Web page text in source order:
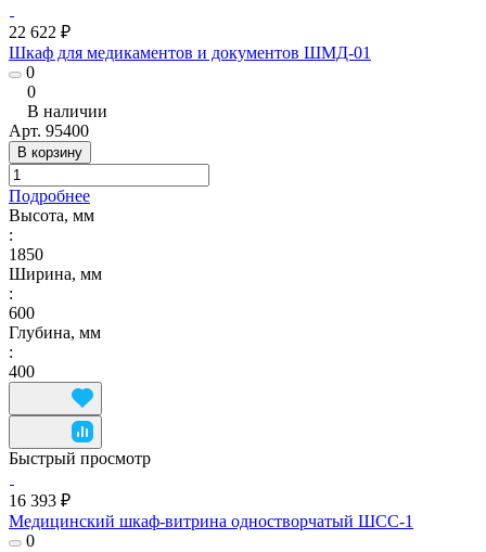
22 622 ₽
Шкаф для медикаментов и документов ШМД-01
0
0
В наличии
Арт. 95400
В корзину
Подробнее
Высота, мм
:
1850
Ширина, мм
:
600
Глубина, мм
:
400
Быстрый просмотр
16 393 ₽
Медицинский шкаф-витрина одностворчатый ШСС-1
0